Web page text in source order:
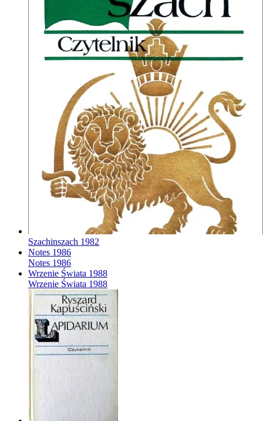
Szachinszach 1982
Notes 1986
Notes 1986
Wrzenie Świata 1988
Wrzenie Świata 1988